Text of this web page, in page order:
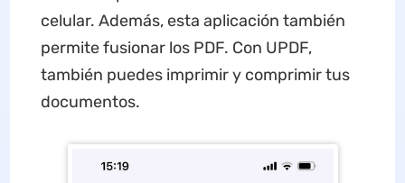
celular. Además, esta aplicación también
permite fusionar los PDF. Con UPDF,
también puedes imprimir y comprimir tus
documentos.